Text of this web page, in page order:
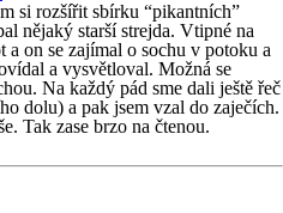
si rozšířit sbírku “pikantních”
nějaký starší strejda. Vtipné na
on se zajímal o sochu v potoku a
a vysvětloval. Možná se
Na každý pád sme dali ještě řeč
dolu) a pak jsem vzal do zaječích.
Tak zase brzo na čtenou.